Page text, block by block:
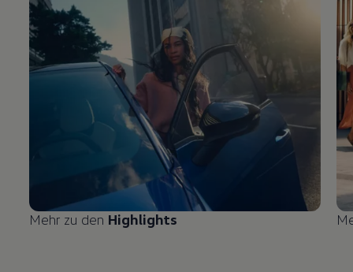
Mehr zu den Highlights